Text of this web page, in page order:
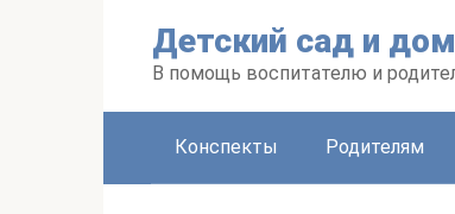
Детский сад и дом
В помощь воспитателю и
Конспекты Родителям